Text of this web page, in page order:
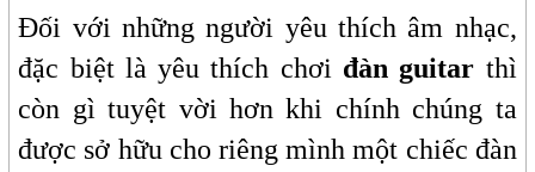
Đối với những người yêu thích âm nhạc,
đặc biệt là yêu thích chơi đàn guitar thì
còn gì tuyệt vời hơn khi chính chúng ta
được sở hữu cho riêng mình một chiếc đàn